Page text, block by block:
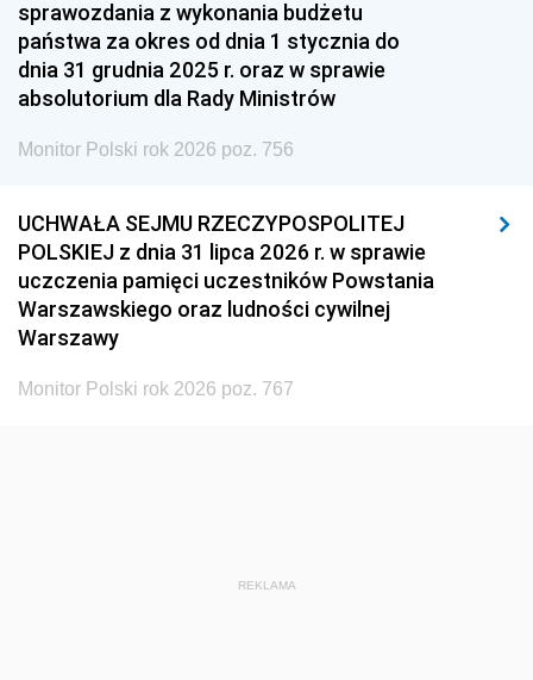
1951 1950
1948 1947 1946
1939 1938
sprawozdania z wykonania budżetu
państwa za okres od dnia 1 stycznia do
dnia 31 grudnia 2025 r. oraz w sprawie
absolutorium dla Rady Ministrów
Monitor Polski rok 2026 poz. 756
UCHWAŁA SEJMU RZECZYPOSPOLITEJ
POLSKIEJ z dnia 31 lipca 2026 r. w sprawie
uczczenia pamięci uczestników Powstania
Warszawskiego oraz ludności cywilnej
Warszawy
Monitor Polski rok 2026 poz. 767
REKLAMA